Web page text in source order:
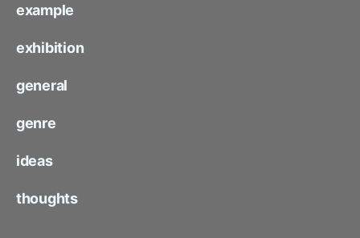
example
exhibition
general
genre
ideas
thoughts